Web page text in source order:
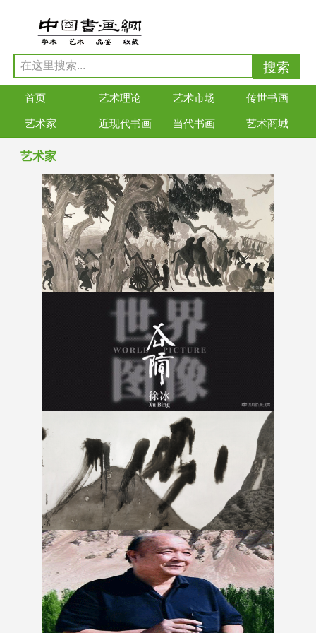
首页 艺术理论 艺术市场 传世书画
艺术家 近现代书画 当代书画 艺术商城
艺术家